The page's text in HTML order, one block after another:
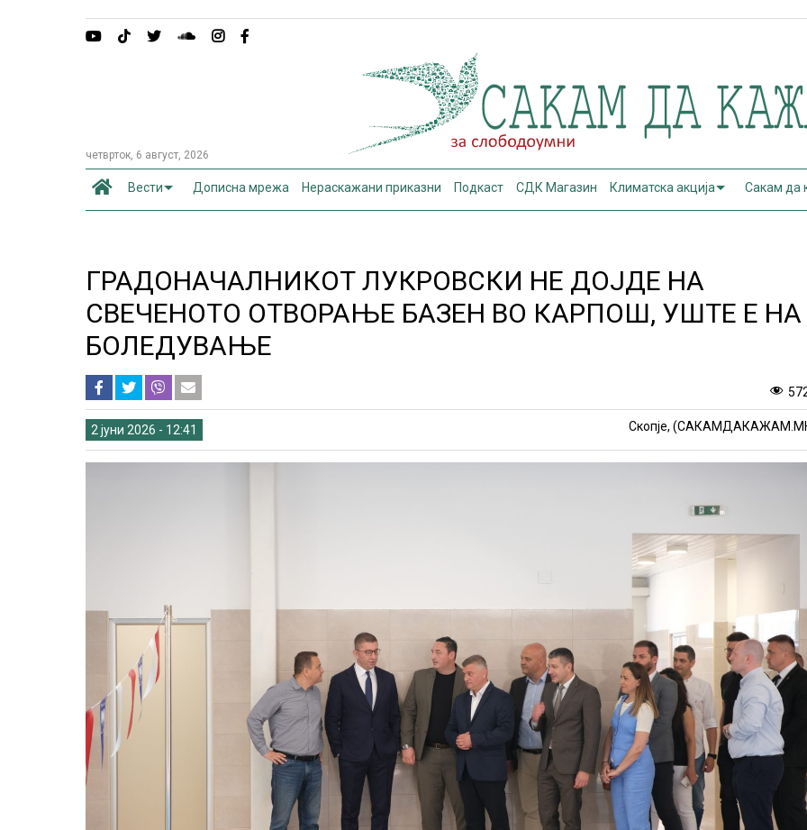
четврток, 6 август, 2026
Вести Дописна мрежа Нераскажани приказни Подкаст СДК Магазин Климатска акција Сакам да
ГРАДОНАЧАЛНИКОТ ЛУКРОВСКИ НЕ ДОЈДЕ НА
СВЕЧЕНОТО ОТВОРАЊЕ БАЗЕН ВО КАРПОШ, УШТЕ Е НА
БОЛЕДУВАЊЕ
2 јуни 2026 - 12:41 Скопје,